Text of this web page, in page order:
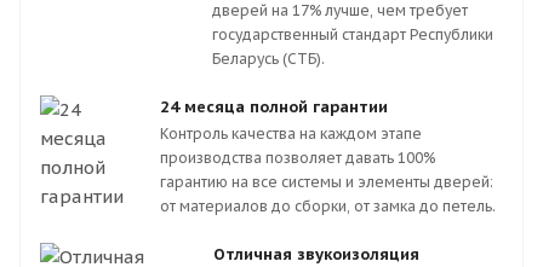
дверей на 17% лучше, чем требует
государственный стандарт Республики
Беларусь (СТБ).
24 месяца полной гарантии
Контроль качества на каждом этапе
производства позволяет давать 100%
гарантию на все системы и элементы дверей:
от материалов до сборки, от замка до петель.
Отличная звукоизоляция